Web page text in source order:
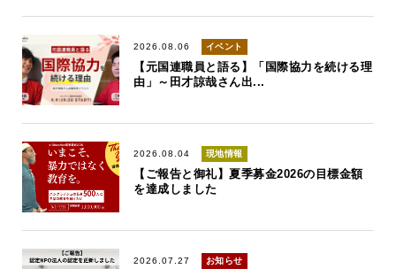
2026.08.06 イベント
【元国連職員と語る】「国際協力を続ける理
由」～田才諒哉さん出...
2026.08.04 現地情報
【ご報告と御礼】夏季募金2026の目標金額
を達成しました
2026.07.27 お知らせ